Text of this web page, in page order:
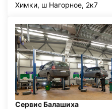
Химки, ш Нагорное, 2к7
Сервис Балашиха